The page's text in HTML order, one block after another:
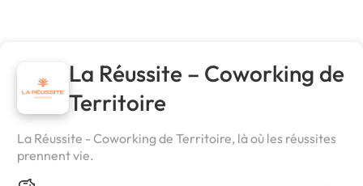
La Réussite – Coworking de
Territoire
La Réussite - Coworking de Territoire, là où les réussites
prennent vie.